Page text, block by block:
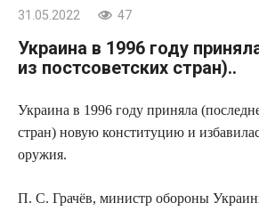
31.05.2022 47
Украина в 1996 году
из постсоветских стран)..
Украина в 1996 году приняла
стран) новую конституцию и
оружия.
П. С. Грачёв, министр обороны